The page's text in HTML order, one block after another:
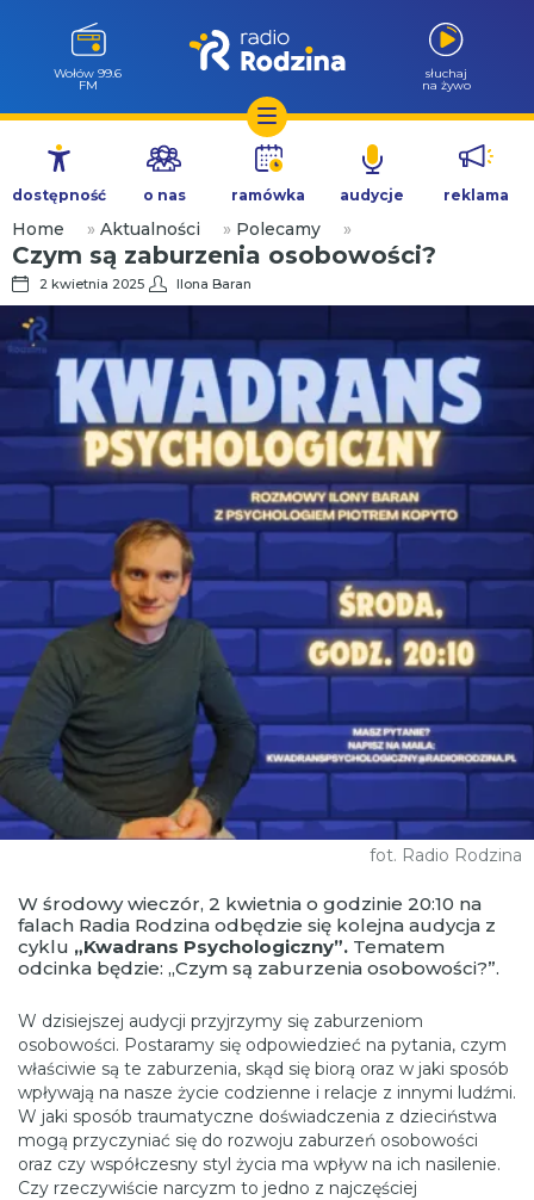
Przejdź
treści
Wołów 99.6
FM
słuchaj
na żywo
dostępność o nas ramówka audycje reklama
Home » Aktualności » Polecamy »
Czym są zaburzenia osobowości?
2 kwietnia 2025 Ilona Baran
fot. Radio Rodzina
W środowy wieczór, 2 kwietnia o godzinie 20:10 na
falach Radia Rodzina odbędzie się kolejna audycja z
cyklu „Kwadrans Psychologiczny”. Tematem
odcinka będzie: „Czym są zaburzenia osobowości?”.
W dzisiejszej audycji przyjrzymy się zaburzeniom
osobowości. Postaramy się odpowiedzieć na pytania, czym
właściwie są te zaburzenia, skąd się biorą oraz w jaki sposób
wpływają na nasze życie codzienne i relacje z innymi ludźmi.
W jaki sposób traumatyczne doświadczenia z dzieciństwa
mogą przyczyniać się do rozwoju zaburzeń osobowości
oraz czy współczesny styl życia ma wpływ na ich nasilenie.
Czy rzeczywiście narcyzm to jedno z najczęściej